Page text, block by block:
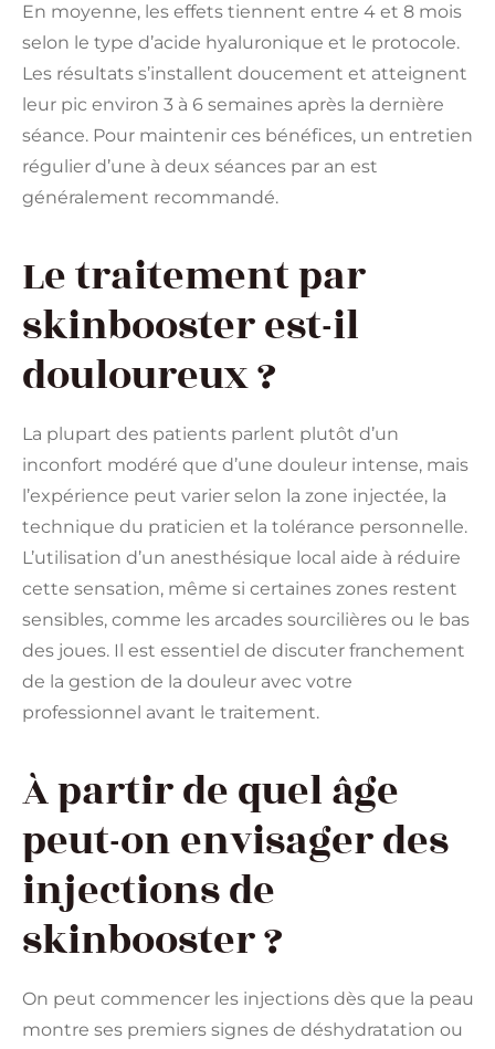
En moyenne, les effets tiennent entre 4 et 8 mois
selon le type d’acide hyaluronique et le protocole.
Les résultats s’installent doucement et atteignent
leur pic environ 3 à 6 semaines après la dernière
séance. Pour maintenir ces bénéfices, un entretien
régulier d’une à deux séances par an est
généralement recommandé.
Le traitement par
skinbooster est-il
douloureux ?
La plupart des patients parlent plutôt d’un
inconfort modéré que d’une douleur intense, mais
l’expérience peut varier selon la zone injectée, la
technique du praticien et la tolérance personnelle.
L’utilisation d’un anesthésique local aide à réduire
cette sensation, même si certaines zones restent
sensibles, comme les arcades sourcilières ou le bas
des joues. Il est essentiel de discuter franchement
de la gestion de la douleur avec votre
professionnel avant le traitement.
À partir de quel âge
peut-on envisager des
injections de
skinbooster ?
On peut commencer les injections dès que la peau
montre ses premiers signes de déshydratation ou